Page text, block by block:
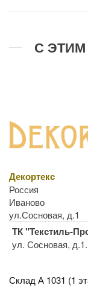
С
Декортекс
Россия
Иваново
ул.Сосновая, д.1
ТК "Текстиль-
ул. Сосновая, д.1.
Склад А 1031 (1